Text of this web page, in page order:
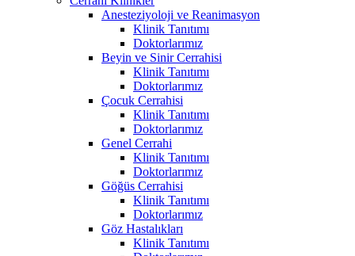
Anesteziyoloji ve Reanimasyon
Klinik Tanıtımı
Doktorlarımız
Beyin ve Sinir Cerrahisi
Klinik Tanıtımı
Doktorlarımız
Çocuk Cerrahisi
Klinik Tanıtımı
Doktorlarımız
Genel Cerrahi
Klinik Tanıtımı
Doktorlarımız
Göğüs Cerrahisi
Klinik Tanıtımı
Doktorlarımız
Göz Hastalıkları
Klinik Tanıtımı